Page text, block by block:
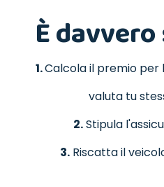
È
1.Calcola il premio per
valuta tu
2.Stipula
3. Riscatta il